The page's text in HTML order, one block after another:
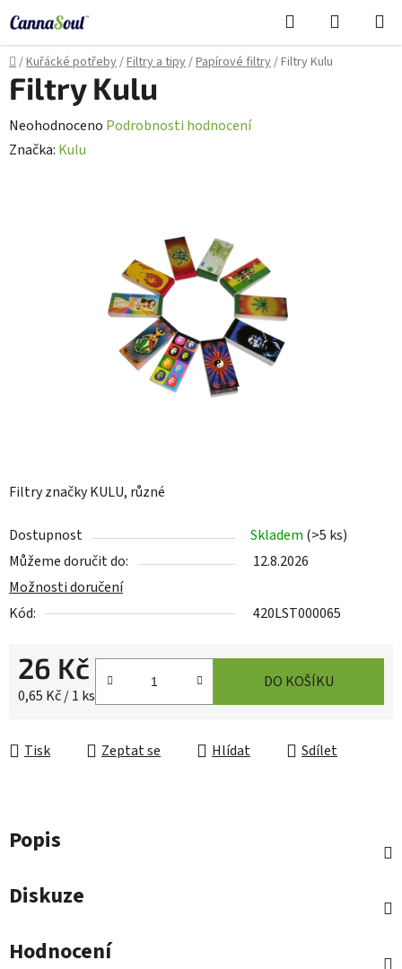
na
obsah
Hledat
KOŠÍK
Domů
/Kuřácké potřeby/Filtry a tipy/Papírové filtry/Filtry Kulu
Filtry značky KULU, různé
Dostupnost Skladem (>5 ks)
Můžeme doručit do:
12.8.2026
Možnosti doručení
Kód:
420LST000065
26 Kč
Měrná cena:
0,65 Kč / 1 ks
DO KOŠÍKU
Tisk Zeptat se Hlídat Sdílet
Filtry Kulu
Průměrné
hodnocení
Neohodnoceno Podrobnosti hodnocení
Značka: Kulu
Popis
Diskuze
Hodnocení
Cannasoul Asistent